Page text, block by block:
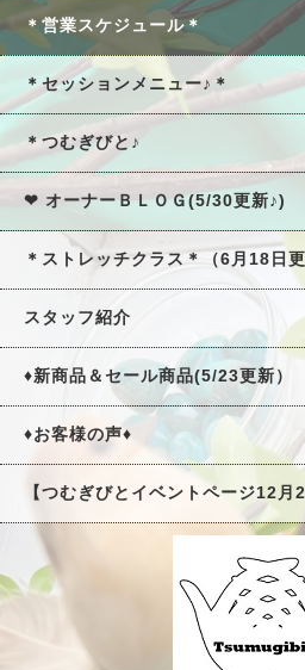
＊営業スケジュール＊
＊セッションメニュー♪＊
＊つむぎびと♪
❤ オーナーＢＬＯＧ(5/30更新♪)
＊ストレッチクラス＊（6月18日
スタッフ紹介
♦新商品＆セール商品(5/23更新）
♦お客様の声♦
【つむぎびとイベントページ12月